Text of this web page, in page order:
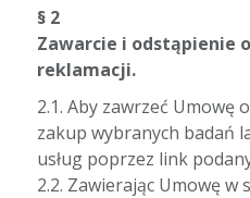
§ 2
Zawarcie i odstąpienie
reklamacji.
2.1. Aby zawrzeć Umowę
zakup wybranych badań
usług poprzez link
2.2. Zawierając Umowę w